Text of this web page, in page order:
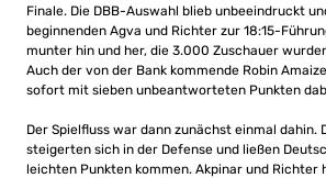
Finale. Die DBB-Auswahl blieb unbeeindruckt
beginnenden Agva und Richter zur 18:15-
munter hin und her, die 3.000 Zuschauer
Auch der von der Bank kommende Robin Amaize
sofort mit sieben unbeantworteten Punkten
Der Spielfluss war dann zunächst einmal dahin.
steigerten sich in der Defense und ließen
leichten Punkten kommen. Akpinar und Richter